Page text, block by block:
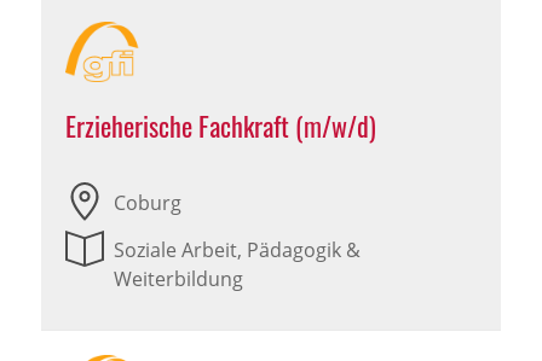
Erzieherische Fachkraft (m/w/d)
Coburg
Soziale Arbeit, Pädagogik &
Weiterbildung